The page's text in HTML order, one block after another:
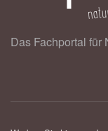
Das Fachportal für